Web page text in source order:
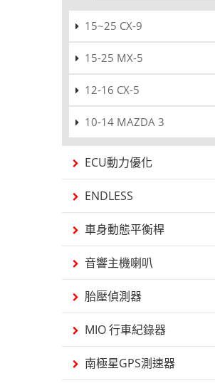
15~25 CX-9
15-25 MX-5
12-16 CX-5
10-14 MAZDA 3
ECU動力優化
ENDLESS
車身動態平衡桿
音響主機喇叭
胎壓偵測器
MIO 行車紀錄器
南極星GPS測速器